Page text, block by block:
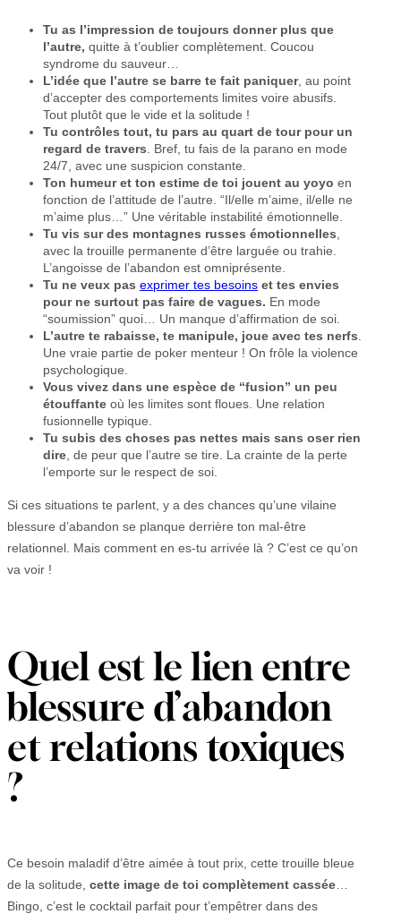
Tu as l’impression de toujours donner plus que
l’autre, quitte à t’oublier complètement. Coucou
syndrome du sauveur…
L’idée que l’autre se barre te fait paniquer, au point
d’accepter des comportements limites voire abusifs.
Tout plutôt que le vide et la solitude !
Tu contrôles tout, tu pars au quart de tour pour un
regard de travers. Bref, tu fais de la parano en mode
24/7, avec une suspicion constante.
Ton humeur et ton estime de toi jouent au yoyo en
fonction de l’attitude de l’autre. “Il/elle m’aime, il/elle ne
m’aime plus…” Une véritable instabilité émotionnelle.
Tu vis sur des montagnes russes émotionnelles,
avec la trouille permanente d’être larguée ou trahie.
L’angoisse de l’abandon est omniprésente.
Tu ne veux pas exprimer tes besoins et tes envies
pour ne surtout pas faire de vagues. En mode
“soumission” quoi… Un manque d’affirmation de soi.
L’autre te rabaisse, te manipule, joue avec tes nerfs.
Une vraie partie de poker menteur ! On frôle la violence
psychologique.
Vous vivez dans une espèce de “fusion” un peu
étouffante où les limites sont floues. Une relation
fusionnelle typique.
Tu subis des choses pas nettes mais sans oser rien
dire, de peur que l’autre se tire. La crainte de la perte
l’emporte sur le respect de soi.
Si ces situations te parlent, y a des chances qu’une vilaine
blessure d’abandon se planque derrière ton mal-être
relationnel. Mais comment en es-tu arrivée là ? C’est ce qu’on
va voir !
Quel est le lien entre
blessure d’abandon
et relations toxiques
?
Ce besoin maladif d’être aimée à tout prix, cette trouille bleue
de la solitude, cette image de toi complètement cassée
Bingo, c’est le cocktail parfait pour t’empêtrer dans des